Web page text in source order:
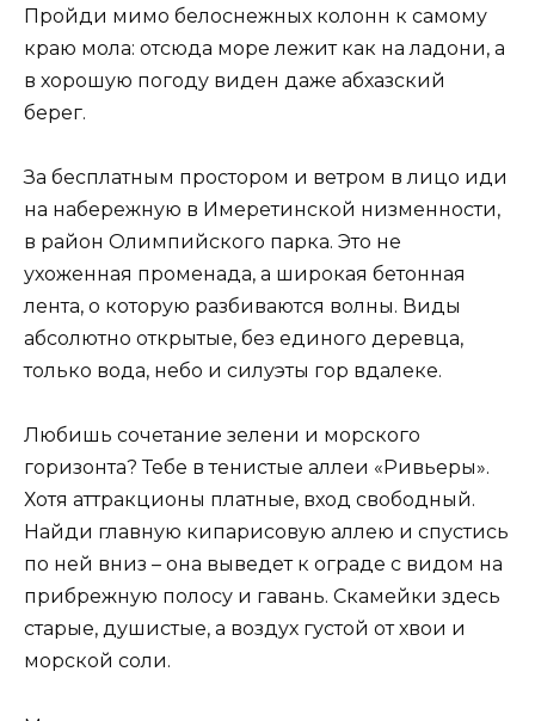
Пройди мимо белоснежных колонн к самому
краю мола: отсюда море лежит как на ладони, а
в хорошую погоду виден даже абхазский
берег.
За бесплатным простором и ветром в лицо иди
на набережную в Имеретинской низменности,
в район Олимпийского парка. Это не
ухоженная променада, а широкая бетонная
лента, о которую разбиваются волны. Виды
абсолютно открытые, без единого деревца,
только вода, небо и силуэты гор вдалеке.
Любишь сочетание зелени и морского
горизонта? Тебе в тенистые аллеи «Ривьеры».
Хотя аттракционы платные, вход свободный.
Найди главную кипарисовую аллею и спустись
по ней вниз – она выведет к ограде с видом на
прибрежную полосу и гавань. Скамейки здесь
старые, душистые, а воздух густой от хвои и
морской соли.